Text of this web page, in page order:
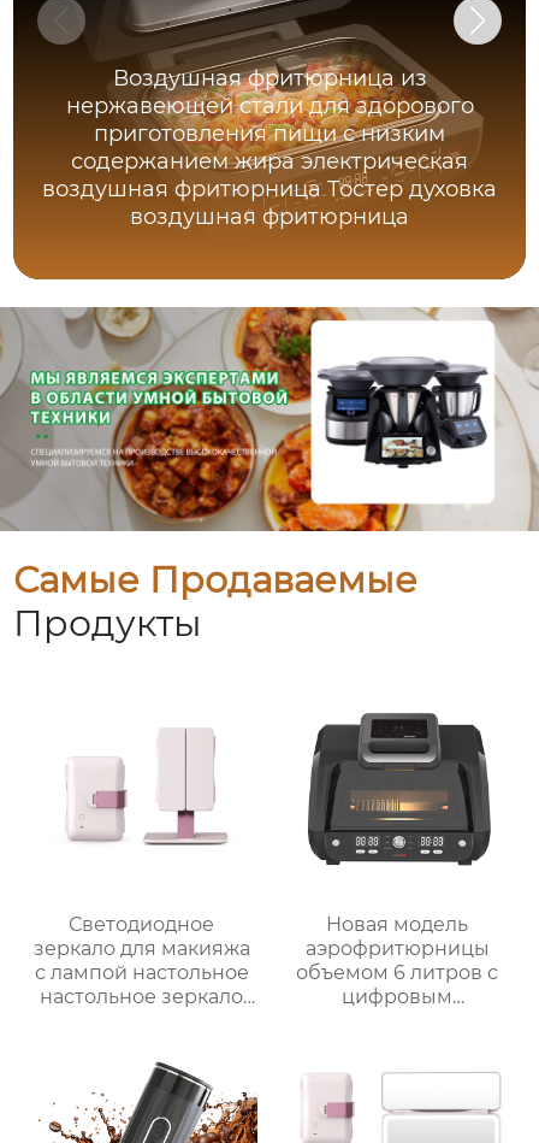
Воздушная фритюрница из
нержавеющей стали для здорового
приготовления пищи с низким
содержанием жира электрическая
воздушная фритюрница Тостер духовка
воздушная фритюрница
Самые Продаваемые
Продукты
Светодиодное
зеркало для макияжа
с лампой настольное
настольное зеркало
складное
косметическое
зеркало для
Новая модель
аэрофритюрницы
объемом 6 литров с
цифровым
функциями Духовка
Электрическая
интеллектуальная